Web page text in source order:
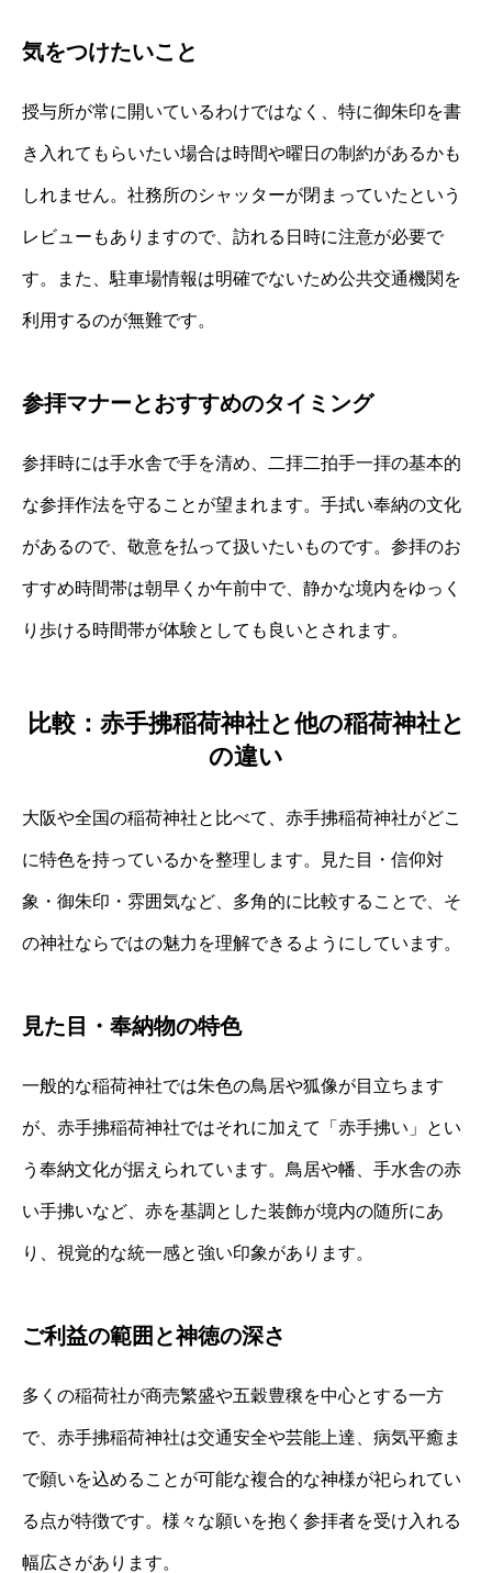
気をつけたいこと
授与所が常に開いているわけではなく、特に御朱印を書
き入れてもらいたい場合は時間や曜日の制約があるかも
しれません。社務所のシャッターが閉まっていたという
レビューもありますので、訪れる日時に注意が必要で
す。また、駐車場情報は明確でないため公共交通機関を
利用するのが無難です。
参拝マナーとおすすめのタイミング
参拝時には手水舎で手を清め、二拝二拍手一拝の基本的
な参拝作法を守ることが望まれます。手拭い奉納の文化
があるので、敬意を払って扱いたいものです。参拝のお
すすめ時間帯は朝早くか午前中で、静かな境内をゆっく
り歩ける時間帯が体験としても良いとされます。
比較：赤手拂稲荷神社と他の稲荷神社と
の違い
大阪や全国の稲荷神社と比べて、赤手拂稲荷神社がどこ
に特色を持っているかを整理します。見た目・信仰対
象・御朱印・雰囲気など、多角的に比較することで、そ
の神社ならではの魅力を理解できるようにしています。
見た目・奉納物の特色
一般的な稲荷神社では朱色の鳥居や狐像が目立ちます
が、赤手拂稲荷神社ではそれに加えて「赤手拂い」とい
う奉納文化が据えられています。鳥居や幡、手水舎の赤
い手拂いなど、赤を基調とした装飾が境内の随所にあ
り、視覚的な統一感と強い印象があります。
ご利益の範囲と神徳の深さ
多くの稲荷社が商売繁盛や五穀豊穣を中心とする一方
で、赤手拂稲荷神社は交通安全や芸能上達、病気平癒ま
で願いを込めることが可能な複合的な神様が祀られてい
る点が特徴です。様々な願いを抱く参拝者を受け入れる
幅広さがあります。